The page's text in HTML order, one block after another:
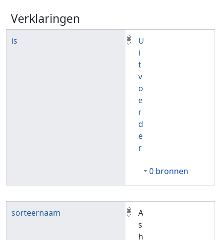
Verklaringen
is
U
i
t
v
o
e
r
d
e
r
0 bronnen
sorteernaam
A
s
h